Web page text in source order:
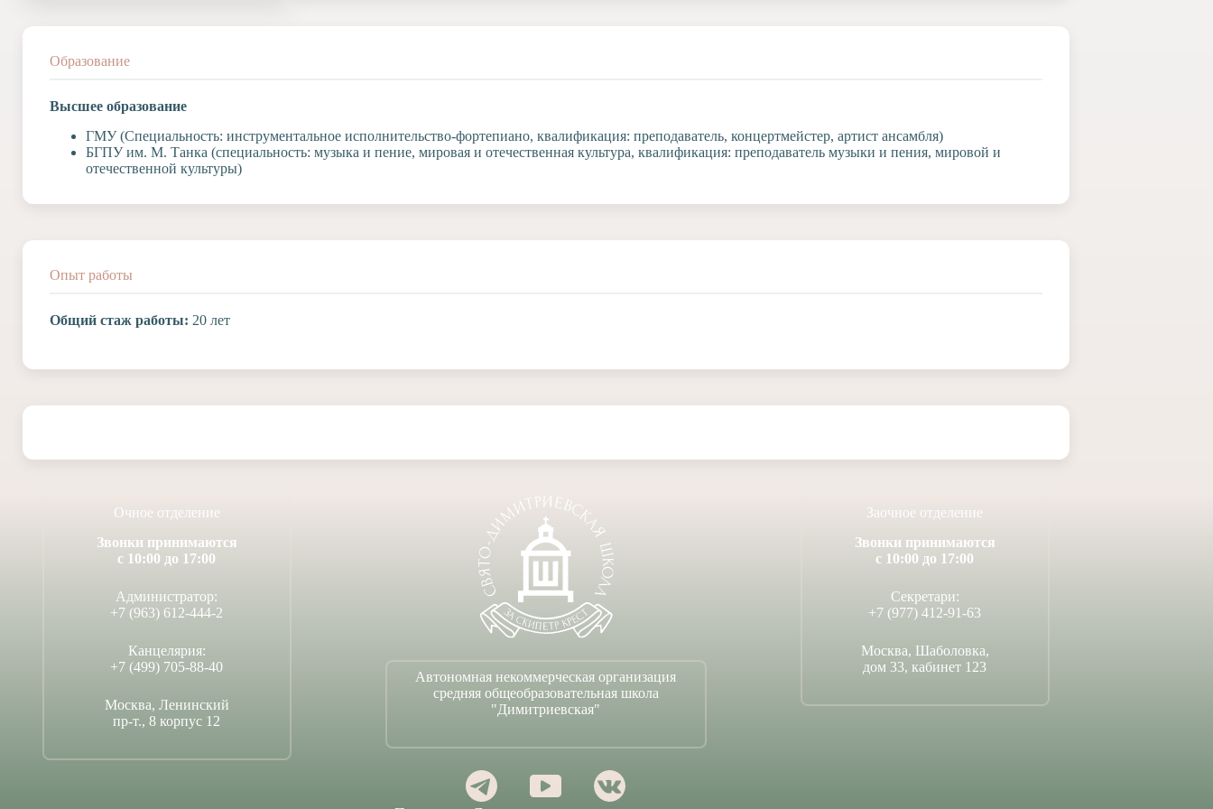
Творчество
студия
отделение
Психологическая
Тьюторская
Образование
Высшее образование
ГМУ (Специальность: инструментальное исполнительство-фортепиано, квалификация: преподаватель, концертмейстер, артист ансамбля)
БГПУ им. М. Танка (специальность: музыка и пение, мировая и отечественная культура, квалификация: преподаватель музыки и пения, мировой и
отечественной культуры)
Опыт работы
Общий стаж работы: 20 лет
Очное отделение
Звонки принимаются
с 10:00 до 17:00
Администратор:
+7 (963) 612-444-2
Канцелярия:
+7 (499) 705-88-40
Москва, Ленинский
пр-т., 8 корпус 12
Автономная некоммерческая организация
средняя общеобразовательная школа
"Димитриевская"
Заочное отделение
Звонки принимаются
с 10:00 до 17:00
Секретари:
+7 (977) 412-91-63
Москва, Шаболовка,
дом 33, кабинет 123